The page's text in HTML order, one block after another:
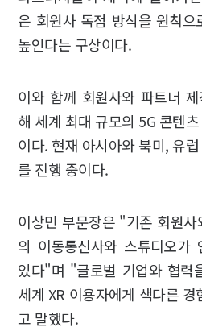
은 회원사 독점 방식을 원칙
높인다는 구상이다.
이와 함께 회원사와 파트너
해 세계 최대 규모의 5G 콘텐
이다. 현재 아시아와 북미, 유
를 진행 중이다.
이상민 부문장은 "기존 회원
의 이동통신사와 스튜디오가
있다"며 "글로벌 기업와 협력
세계 XR 이용자에게 색다른
고 말했다.